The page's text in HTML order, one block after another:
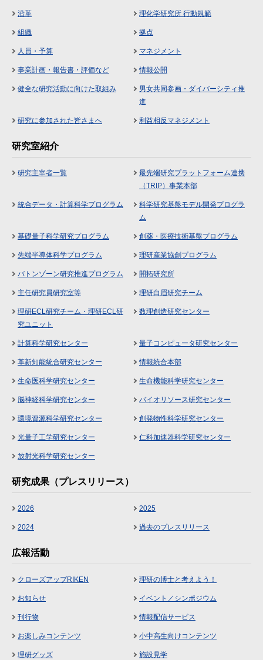
沿革 理化学研究所 行動規範
組織 拠点
人員・予算 マネジメント
事業計画・報告書・評価など 情報公開
健全な研究活動に向けた取組み
男女共同参画・ダイバーシティ推
進
研究に参加された皆さまへ 利益相反マネジメント
研究室紹介
研究主宰者一覧
最先端研究プラットフォーム連携
（TRIP）事業本部
統合データ・計算科学プログラム
科学研究基盤モデル開発プログラ
ム
基礎量子科学研究プログラム 創薬・医療技術基盤プログラム
先端半導体科学プログラム 理研産業協創プログラム
バトンゾーン研究推進プログラム 開拓研究所
主任研究員研究室等 理研白眉研究チーム
理研ECL研究チーム・理研ECL研
究ユニット
数理創造研究センター
計算科学研究センター 量子コンピュータ研究センター
革新知能統合研究センター 情報統合本部
生命医科学研究センター 生命機能科学研究センター
脳神経科学研究センター バイオリソース研究センター
環境資源科学研究センター 創発物性科学研究センター
光量子工学研究センター 仁科加速器科学研究センター
放射光科学研究センター
研究成果（プレスリリース）
2026 2025
2024 過去のプレスリリース
広報活動
クローズアップRIKEN 理研の博士と考えよう！
お知らせ イベント／シンポジウム
刊行物 情報配信サービス
お楽しみコンテンツ 小中高生向けコンテンツ
理研グッズ 施設見学